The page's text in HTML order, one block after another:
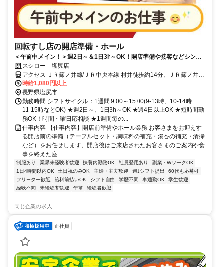
回転すし店の開店準備・ホール
＜午前中メイン！＞週2日～＆1日3h～OK！開店準備や接客などシンプ
ル業務
スシロー 塩尻店
アクセス ＪＲ篠ノ井線/ＪＲ中央本線 村井徒歩約14分、ＪＲ篠ノ井線/
ＪＲ中央本線 広丘東口徒歩約29分、ＪＲ篠ノ井線/ＪＲ中央本線 平田
（長野県）徒歩約40分
時給1,080円以上
長野県塩尻市
勤務時間 シフトサイクル：1週間 9:00～15:00(9-13時、10-14時、
11-15時などOK) ★週2日～、1日3h～OK ★週4日以上OK ★短時間勤
務OK！時間・曜日応相談 ★1週間毎の...
仕事内容 【仕事内容】開店前準備やホール業務 お客さまをお迎えす
る開店前の準備（テーブルセット・調味料の補充・湯呑の補充・清掃
など）をお任せします。開店後はご来店されたお客さまのご案内や食
事を終えた座...
制服あり 業界未経験者歓迎 扶養内勤務OK 社員登用あり
副業・WワークOK
1日4時間以内OK
土日祝のみOK 主婦・主夫歓迎 週1シフト提出
60代も応募可
フリーター歓迎
給料前払いOK シフト自由 学歴不問 車通勤OK
学生歓迎
経験不問
未経験者歓迎 午前 経験者歓迎
同じ企業の求人
正社員